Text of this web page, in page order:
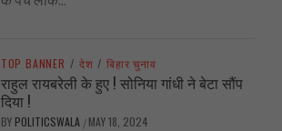
TOP BANNER / देश / बिहार चुनाव
राहुल रायबरेली के हुए ! सोनिया गांधी ने बेटा सौंप
दिया !
BY POLITICSWALA / MAY 18, 2024